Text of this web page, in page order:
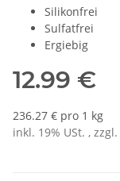
Silikonfrei
Sulfatfrei
Ergiebig
12.99 €
236.27 € pro 1 kg
inkl. 19% USt. , zzgl.